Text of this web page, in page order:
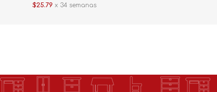
$25.79 x 34 semanas